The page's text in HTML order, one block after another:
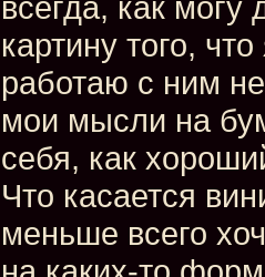
картину того,
работаю с ним
мои мысли на
себя, как
Что касается
меньше всего